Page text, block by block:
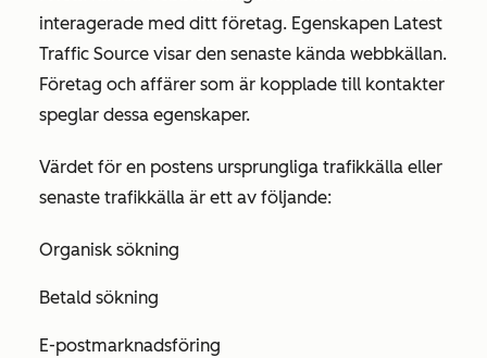
interagerade med ditt företag. Egenskapen Latest
Traffic Source visar den senaste kända webbkällan.
Företag och affärer som är kopplade till kontakter
speglar dessa egenskaper.
Värdet för en postens ursprungliga trafikkälla eller
senaste trafikkälla är ett av följande:
Organisk sökning
Betald sökning
E-postmarknadsföring